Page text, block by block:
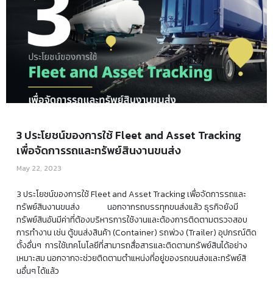
3 ประโยชน์ของการใช้ Fleet and Asset Tracking
เพื่อจัดการรถและทรัพย์สินงานขนส่ง
May 22, 2023
3 ประโยชน์ของการใช้ Fleet and Asset Tracking เพื่อจัดการรถและ
ทรัพย์สินงานขนส่ง นอกจากรถบรรทุกขนส่งแล้ว ธุรกิจยังมี
ทรัพย์สินอันมีค่าที่ต้องบริหารการใช้งานและต้องการติดตามตรวจสอบ
การทำงาน เช่น ตู้ขนส่งสินค้า (Container) รถพ่วง (Trailer) อุปกรณ์ติด
ตั้งอื่นๆ การใช้เทคโนโลยีที่สามารถสื่อสารและติดตามทรัพย์สินได้อย่าง
เหมาะสม นอกจากจะช่วยติดตามตำแหน่งที่อยู่ของรถขนส่งและทรัพย์สิ
นอื่นๆ ได้แล้ว